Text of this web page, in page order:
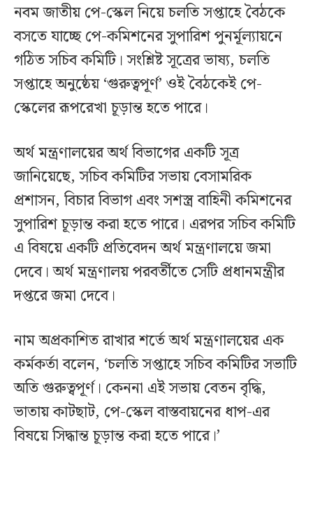
নবম জাতীয় পে-স্কেল নিয়ে চলতি সপ্তাহে বৈঠকে
বসতে যাচ্ছে পে-কমিশনের সুপারিশ পুনর্মূল্যায়নে
গঠিত সচিব কমিটি। সংশ্লিষ্ট সূত্রের ভাষ্য, চলতি
সপ্তাহে অনুষ্ঠেয় ‘গুরুত্বপূর্ণ’ ওই বৈঠকেই পে-
স্কেলের রূপরেখা চূড়ান্ত হতে পারে।
অর্থ মন্ত্রণালয়ের অর্থ বিভাগের একটি সূত্র
জানিয়েছে, সচিব কমিটির সভায় বেসামরিক
প্রশাসন, বিচার বিভাগ এবং সশস্ত্র বাহিনী কমিশনের
সুপারিশ চূড়ান্ত করা হতে পারে। এরপর সচিব কমিটি
এ বিষয়ে একটি প্রতিবেদন অর্থ মন্ত্রণালয়ে জমা
দেবে। অর্থ মন্ত্রণালয় পরবর্তীতে সেটি প্রধানমন্ত্রীর
দপ্তরে জমা দেবে।
নাম অপ্রকাশিত রাখার শর্তে অর্থ মন্ত্রণালয়ের এক
কর্মকর্তা বলেন, ‘চলতি সপ্তাহে সচিব কমিটির সভাটি
অতি গুরুত্বপূর্ণ। কেননা এই সভায় বেতন বৃদ্ধি,
ভাতায় কাটছাট, পে-স্কেল বাস্তবায়নের ধাপ-এর
বিষয়ে সিদ্ধান্ত চূড়ান্ত করা হতে পারে।’